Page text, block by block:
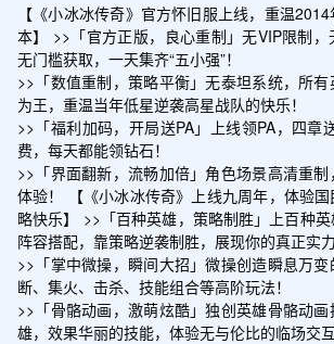
【《小冰冰传奇》官方怀旧服上线，重温
本】 >>「官方正版，良心重制」无VIP限制
无门槛获取，一天集齐“五小强”！
>>「数值重制，策略平衡」无泰坦系统，所
为王，重温当年低星逆袭高星战队的快乐！
>>「福利加码，开局送PA」上线领PA，四章
费，每天都能领钻石！
>>「界面翻新，流畅加倍」角色场景高清重
体验！ 【《小冰冰传奇》上线九周年，体验
略快乐】 >>「百种英雄，策略制胜」上百种
阵容搭配，靠策略逆袭制胜，展现你的真正实力
>>「掌中微操，瞬间大招」微操创造瞬息万
断、集火、击杀、技能组合等高阶玩法！
>>「骨骼动画，激萌炫酷」独创英雄骨骼动
雄，效果华丽的技能，体验无与伦比的临场交互